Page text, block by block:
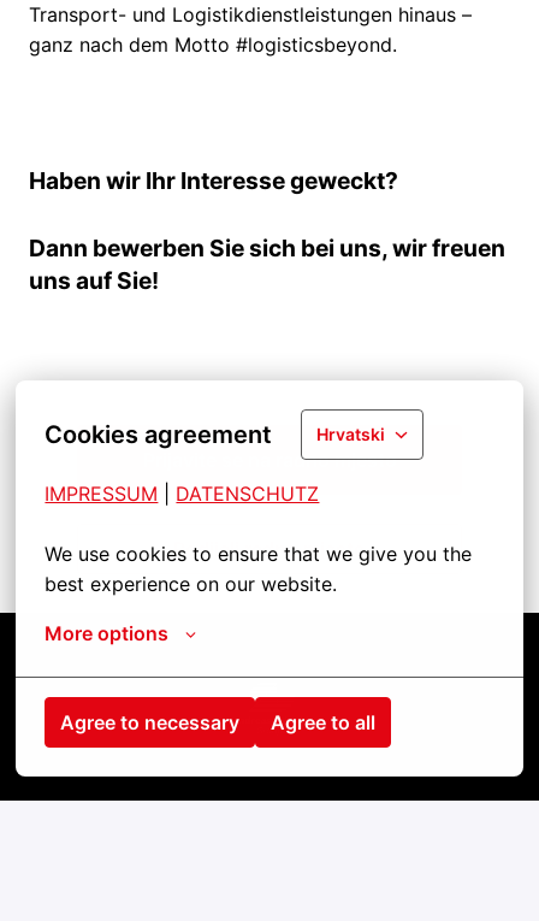
Cookies agreement Hrvatski
IMPRESSUM DATENSCHUTZ
We use cookies to ensure that we give you the
best experience on our website.
More options
Agree to necessary Agree to all
Transport- und Logistikdienstleistungen hinaus –
ganz nach dem Motto #logisticsbeyond.
Haben wir Ihr Interesse geweckt?
Dann bewerben Sie sich bei uns, wir freuen
uns auf Sie!
Prijavite se na radno mjesto
Podijeli radno mjesto
Startseite